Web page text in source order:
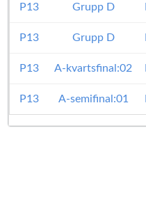
P13 Grupp D
P13 Grupp D
P13 A-kvartsfinal:02
P13 A-semifinal:01